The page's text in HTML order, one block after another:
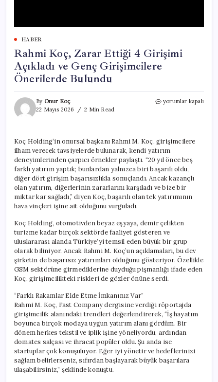
HABER
Rahmi Koç, Zarar Ettiği 4 Girişimi
Açıkladı ve Genç Girişimcilere
Önerilerde Bulundu
By Onur Koç
22 Mayıs 2026
2 Min Read
Rahmi
Girişimi
Açıkladı
ve
Genç
Girişimcilere
Önerilerde
Bulundu
için
yorumlar kapalı
Koç Holding’in onursal başkanı Rahmi M. Koç, girişimcilere
ilham verecek tavsiyelerde bulunarak, kendi yatırım
deneyimlerinden çarpıcı örnekler paylaştı. “20 yıl önce beş
farklı yatırım yaptık; bunlardan yalnızca biri başarılı oldu,
diğer dört girişim başarısızlıkla sonuçlandı. Ancak kazançlı
olan yatırım, diğerlerinin zararlarını karşıladı ve bize bir
miktar kar sağladı,” diyen Koç, başarılı olan tek yatırımının
hava vinçleri işine ait olduğunu vurguladı.
Koç Holding, otomotivden beyaz eşyaya, demir çelikten
turizme kadar birçok sektörde faaliyet gösteren ve
uluslararası alanda Türkiye’yi temsil eden büyük bir grup
olarak biliniyor. Ancak Rahmi M. Koç’un açıklamaları, bu dev
şirketin de başarısız yatırımları olduğunu gösteriyor. Özellikle
GSM sektörüne girmediklerine duyduğu pişmanlığı ifade eden
Koç, girişimcilikteki riskleri de gözler önüne serdi.
“Farklı Rakamlar Elde Etme İmkanınız Var”
Rahmi M. Koç, Fast Company dergisine verdiği röportajda
girişimcilik alanındaki trendleri değerlendirerek, “İş hayatım
boyunca birçok modaya uygun yatırım alanı gördüm. Bir
dönem herkes tekstil ve iplik işine yöneliyordu, ardından
domates salçası ve ihracat popüler oldu. Şu anda ise
startuplar çok konuşuluyor. Eğer iyi yönetir ve hedeflerinizi
sağlam belirlerseniz, sıfırdan başlayarak büyük başarılara
ulaşabilirsiniz,” şeklinde konuştu.